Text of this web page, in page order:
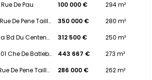
De Pau 100 000 €
294 m²
17 Rue De Pene Taillade 350 000 €
280 m²
50a Bd Du Centenaire 312 500 €
250 m²
9001 Che De Batlebrere 443 667 €
273 m²
5 Rue De Pene Taillade 286 000 €
262 m²